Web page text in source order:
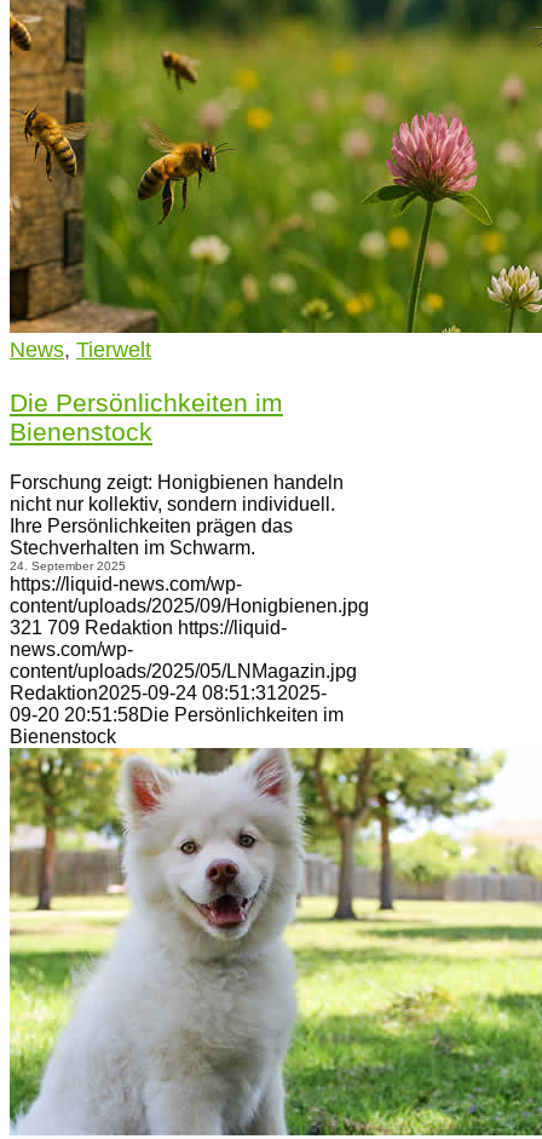
News, Tierwelt
Die Persönlichkeiten im
Bienenstock
Forschung zeigt: Honigbienen handeln
nicht nur kollektiv, sondern individuell.
Ihre Persönlichkeiten prägen das
Stechverhalten im Schwarm.
24. September 2025
https://liquid-news.com/wp-
content/uploads/2025/09/Honigbienen.jpg
321 709 Redaktion https://liquid-
news.com/wp-
content/uploads/2025/05/LNMagazin.jpg
Redaktion2025-09-24 08:51:312025-
09-20 20:51:58Die Persönlichkeiten im
Bienenstock